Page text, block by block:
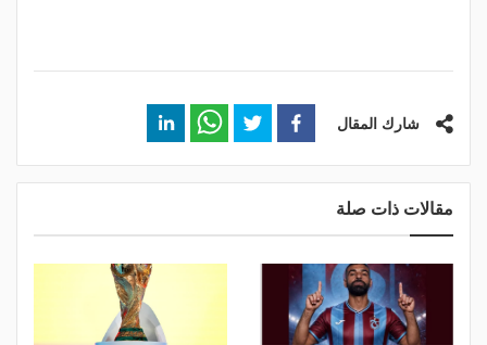
شارك المقال
مقالات ذات صلة